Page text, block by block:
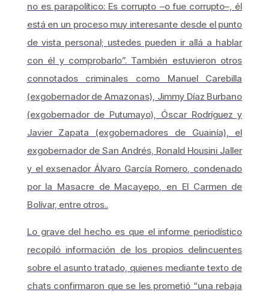
no es parapolítico: Es corrupto –o fue corrupto–, él
está en un proceso muy interesante desde el punto
de vista personal; ustedes pueden ir allá a hablar
con él y comprobarlo”. También estuvieron otros
connotados criminales como Manuel Carebilla
(exgobernador de Amazonas), Jimmy Díaz Burbano
(exgobernador de Putumayo), Óscar Rodríguez y
Javier Zapata (exgobernadores de Guainía), el
exgobernador de San Andrés, Ronald Housini Jaller
y el exsenador Álvaro García Romero, condenado
por la Masacre de Macayepo, en El Carmen de
Bolívar, entre otros..
Lo grave del hecho es que el informe periodístico
recopiló información de los propios delincuentes
sobre el asunto tratado, quienes mediante texto de
chats confirmaron que se les prometió “una rebaja